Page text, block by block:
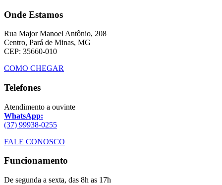
Onde Estamos
Rua Major Manoel Antônio, 208
Centro, Pará de Minas, MG
CEP: 35660-010
COMO CHEGAR
Telefones
Atendimento a ouvinte
WhatsApp:
(37) 99938-0255
FALE CONOSCO
Funcionamento
De segunda a sexta, das 8h as 17h